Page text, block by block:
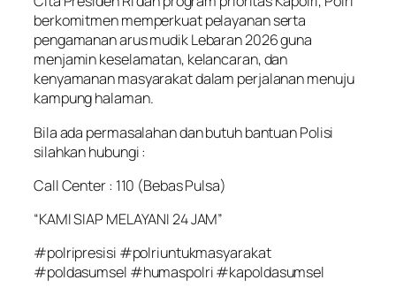
berkomitmen memperkuat pelayanan serta
pengamanan arus mudik Lebaran 2026 guna
menjamin keselamatan, kelancaran, dan
kenyamanan masyarakat dalam perjalanan menuju
kampung halaman.
Bila ada permasalahan dan butuh bantuan Polisi
silahkan hubungi :
Call Center : 110 (Bebas Pulsa)
“KAMI SIAP MELAYANI 24 JAM”
#polripresisi #polriuntukmasyarakat
#poldasumsel #humaspolri #kapoldasumsel